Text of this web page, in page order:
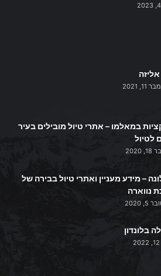
2021
במאלמו – אתרי טיול מובילים בעיר
לטיול
– מידע מעניין ואתרי טיול בבירה של
נווארה
2020
בלונדון